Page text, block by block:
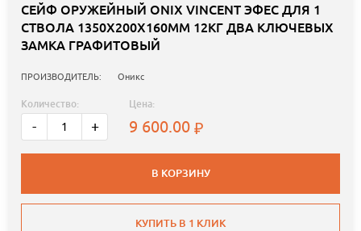
СЕЙФ ОРУЖЕЙНЫЙ ONIX VINCENT ЭФЕС ДЛЯ 1
СТВОЛА 1350Х200Х160ММ 12КГ ДВА КЛЮЧЕВЫХ
ЗАМКА ГРАФИТОВЫЙ
ПРОИЗВОДИТЕЛЬ: Оникс
Количество:
- +
Цена:
9 600.00
В КОРЗИНУ
КУПИТЬ В 1 КЛИК